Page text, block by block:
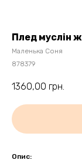
Плед муслін
Маленька Соня
878379
1360,00 грн.
Опис: